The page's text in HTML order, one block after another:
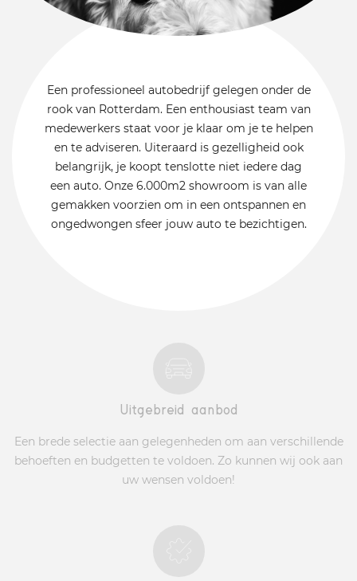
Een professioneel autobedrijf gelegen onder de
rook van Rotterdam. Een enthousiast team van
medewerkers staat voor je klaar om je te helpen
en te adviseren. Uiteraard is gezelligheid ook
belangrijk, je koopt tenslotte niet iedere dag
een auto. Onze 6.000m2 showroom is van alle
gemakken voorzien om in een ontspannen en
ongedwongen sfeer jouw auto te bezichtigen.
Uitgebreid aanbod
Een brede selectie aan gelegenheden om aan verschillende
behoeften en budgetten te voldoen. Zo kunnen wij ook aan
uw wensen voldoen!